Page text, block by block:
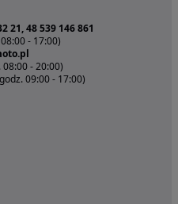
21, 48 539 146 861
- 17:00)
- 20:00)
09:00 - 17:00)